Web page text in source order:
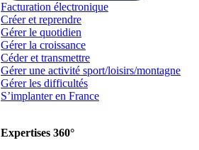
Facturation électronique
Créer et reprendre
Gérer le quotidien
Gérer la croissance
Céder et transmettre
Gérer une activité sport/loisirs/montagne
Gérer les difficultés
S’implanter en France
Expertises 360°